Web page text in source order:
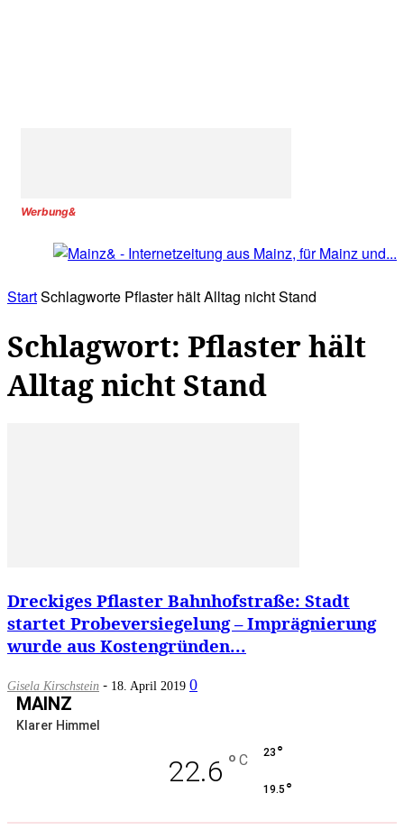
Werbung&
StartSchlagworte Pflaster hält Alltag nicht Stand
Schlagwort: Pflaster hält
Alltag nicht Stand
Dreckiges Pflaster Bahnhofstraße: Stadt
startet Probeversiegelung – Imprägnierung
wurde aus Kostengründen...
Gisela Kirschstein - 18. April 2019 0
MAINZ
Klarer Himmel
22.6 ° C 23 °
19.5 °